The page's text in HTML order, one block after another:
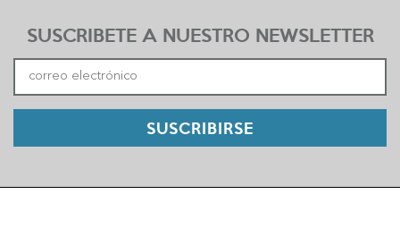
SUSCRIBETE A NUESTRO NEWSLETTER
SUSCRIBIRSE